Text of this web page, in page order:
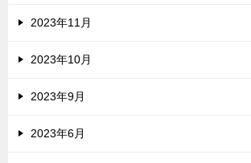
2023年11月
2023年10月
2023年9月
2023年6月